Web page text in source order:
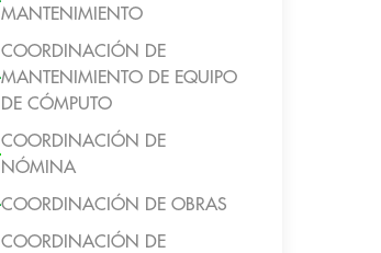
MANTENIMIENTO
COORDINACIÓN DE
MANTENIMIENTO DE EQUIPO
DE CÓMPUTO
COORDINACIÓN DE
NÓMINA
COORDINACIÓN DE OBRAS
COORDINACIÓN DE